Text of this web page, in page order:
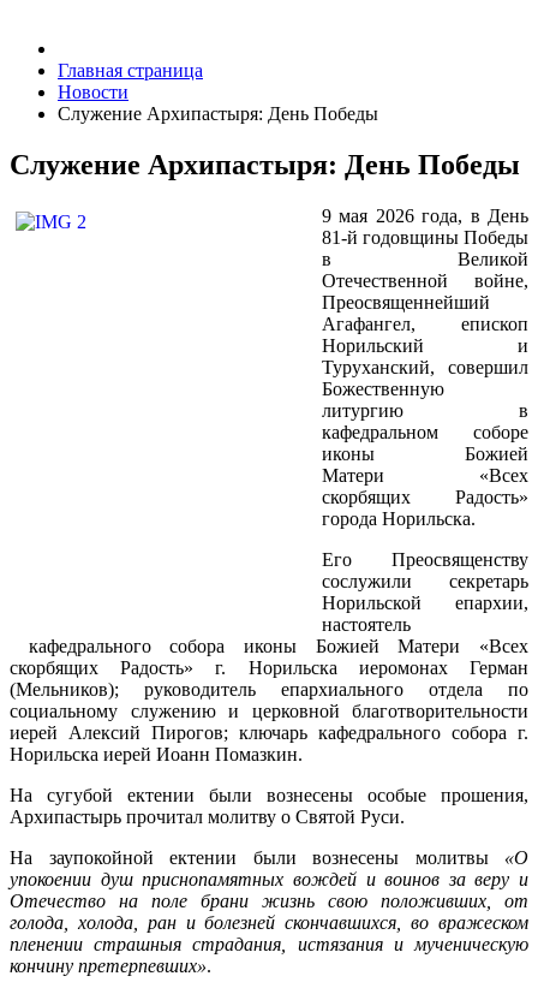
Главная страница
Новости
Служение Архипастыря: День Победы
Служение Архипастыря: День Победы
9 мая 2026 года, в День
81-й годовщины Победы
в Великой
Отечественной войне,
Преосвященнейший
Агафангел, епископ
Норильский и
Туруханский, совершил
Божественную
литургию в
кафедральном соборе
иконы Божией
Матери «Всех
скорбящих Радость»
города Норильска.
Его Преосвященству
сослужили секретарь
Норильской епархии,
настоятель
кафедрального собора иконы Божией Матери «Всех
скорбящих Радость» г. Норильска иеромонах Герман
(Мельников); руководитель епархиального отдела по
социальному служению и церковной благотворительности
иерей Алексий Пирогов; ключарь кафедрального собора г.
Норильска иерей Иоанн Помазкин.
На сугубой ектении были вознесены особые прошения,
Архипастырь прочитал молитву о Святой Руси.
На заупокойной ектении были вознесены молитвы «О
упокоении душ приснопамятных вождей и воинов за веру и
Отечество на поле брани жизнь свою положивших, от
голода, холода, ран и болезней скончавшихся, во вражеском
пленении страшныя страдания, истязания и мученическую
кончину претерпевших».